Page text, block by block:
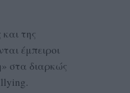
της
έμπειροι
στα διαρκώς